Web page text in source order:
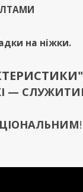
на ніжки.
—
!